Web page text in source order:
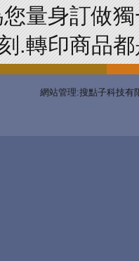
量身訂做
.轉印商品
網站管理:搜點子科技有